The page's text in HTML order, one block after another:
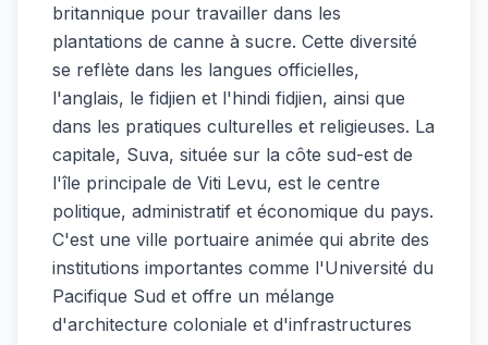
britannique pour travailler dans les
plantations de canne à sucre. Cette diversité
se reflète dans les langues officielles,
l'anglais, le fidjien et l'hindi fidjien, ainsi que
dans les pratiques culturelles et religieuses. La
capitale, Suva, située sur la côte sud-est de
l'île principale de Viti Levu, est le centre
politique, administratif et économique du pays.
C'est une ville portuaire animée qui abrite des
institutions importantes comme l'Université du
Pacifique Sud et offre un mélange
d'architecture coloniale et d'infrastructures